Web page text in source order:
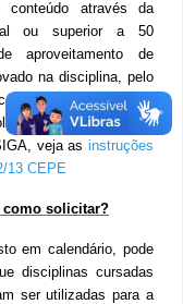
conteúdo através da
ou superior a 50
aproveitamento de
na disciplina, pelo
frequência igual ou
o aluno pode
veja as instruções
13 CEPE
como solicitar?
em calendário, pode
disciplinas cursadas
ser utilizadas para a